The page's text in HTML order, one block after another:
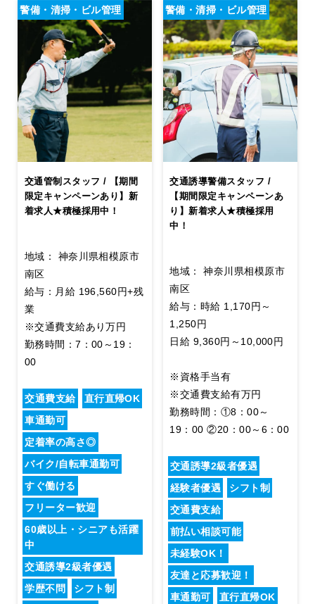
警備・清掃・ビル管理
交通管制スタッフ / 【期間
限定キャンペーンあり】新
着求人★積極採用中！
地域： 神奈川県相模原市
南区
給与：月給 196,560円+残
業
※交通費支給あり万円
勤務時間：7：00～19：
00
交通費支給
直行直帰OK
車通勤可
定着率の高さ◎
バイク/自転車通勤可
すぐ働ける
フリーター歓迎
60歳以上・シニアも活躍
中
交通誘導2級者優遇
学歴不問
シフト制
警備・清掃・ビル管理
交通誘導警備スタッフ /
【期間限定キャンペーンあ
り】新着求人★積極採用
中！
地域： 神奈川県相模原市
南区
給与：時給 1,170円～
1,250円
日給 9,360円～10,000円
※資格手当有
※交通費支給有万円
勤務時間：①8：00～
19：00 ②20：00～6：00
交通誘導2級者優遇
経験者優遇
シフト制
交通費支給
前払い相談可能
未経験OK！
友達と応募歓迎！
車通勤可
直行直帰OK